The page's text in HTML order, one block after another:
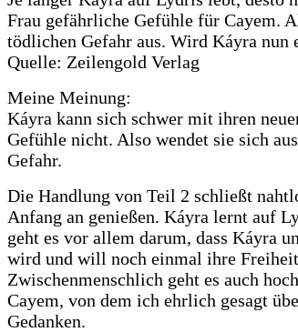
Frau gefährliche Gefühle für Cayem.
tödlichen Gefahr aus. Wird Káyra nun
Quelle: Zeilengold Verlag
Meine Meinung:
Káyra kann sich schwer mit ihren
Gefühle nicht. Also wendet sie sich
Gefahr.
Die Handlung von Teil 2 schließt
Anfang an genießen. Káyra lernt auf
geht es vor allem darum, dass Káyra
wird und will noch einmal ihre
Zwischenmenschlich geht es auch
Cayem, von dem ich ehrlich gesagt
Gedanken.